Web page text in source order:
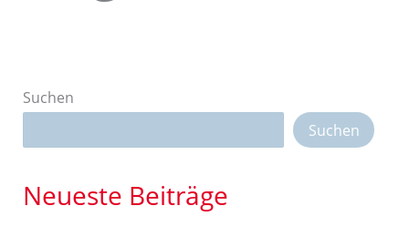
Suchen
Suchen
Neueste Beiträge